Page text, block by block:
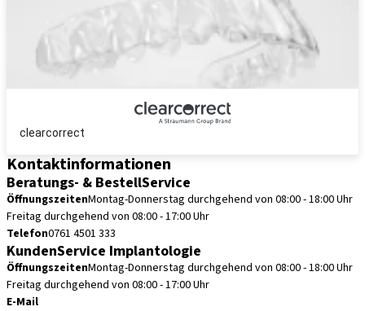
clearcorrect
Kontaktinformationen
Beratungs- & BestellService
ÖffnungszeitenMontag-Donnerstag durchgehend von 08:00 - 18:00 Uhr
Freitag durchgehend von 08:00 - 17:00 Uhr
Telefon0761 4501 333
KundenService Implantologie
ÖffnungszeitenMontag-Donnerstag durchgehend von 08:00 - 18:00 Uhr
Freitag durchgehend von 08:00 - 17:00 Uhr
E-Mail